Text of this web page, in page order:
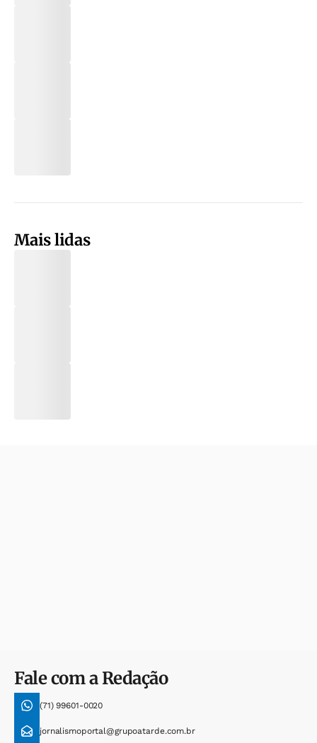
Mais lidas
Fale com a Redação
(71) 99601-0020
jornalismoportal@grupoatarde.com.br